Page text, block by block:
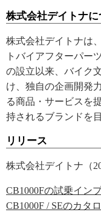
株式会社デイトナに
株式会社デイトナは
トバイアフターパー
の設立以来、バイク
け、独自の企画開発
る商品・サービスを
持されるブランドを
リリース
株式会社デイトナ（
CB1000Fの試乗イン
CB1000F / SEのカタ